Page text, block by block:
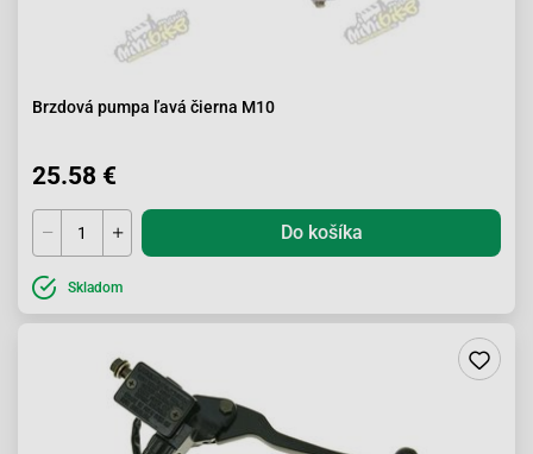
Brzdová pumpa ľavá čierna M10
25.58 €
Do košíka
Skladom